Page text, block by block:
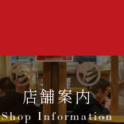
店舗案内
Shop Information